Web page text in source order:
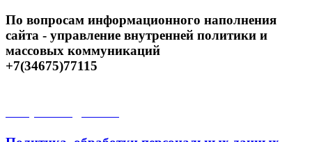
По вопросам информационного наполнения
сайта - управление внутренней политики и
массовых коммуникаций
+7(34675)77115